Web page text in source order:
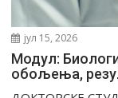
јул 15, 2026
Модул:
обољења,